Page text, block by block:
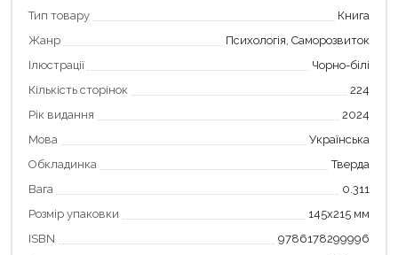
Тип товару
Книга
Жанр
Психологія, Саморозвиток
Ілюстрації
Чорно-білі
Кількість сторінок
224
Рік видання
2024
Мова
Українська
Обкладинка
Тверда
Вага
0.311
Розмір упаковки
145х215 мм
ISBN
9786178299996